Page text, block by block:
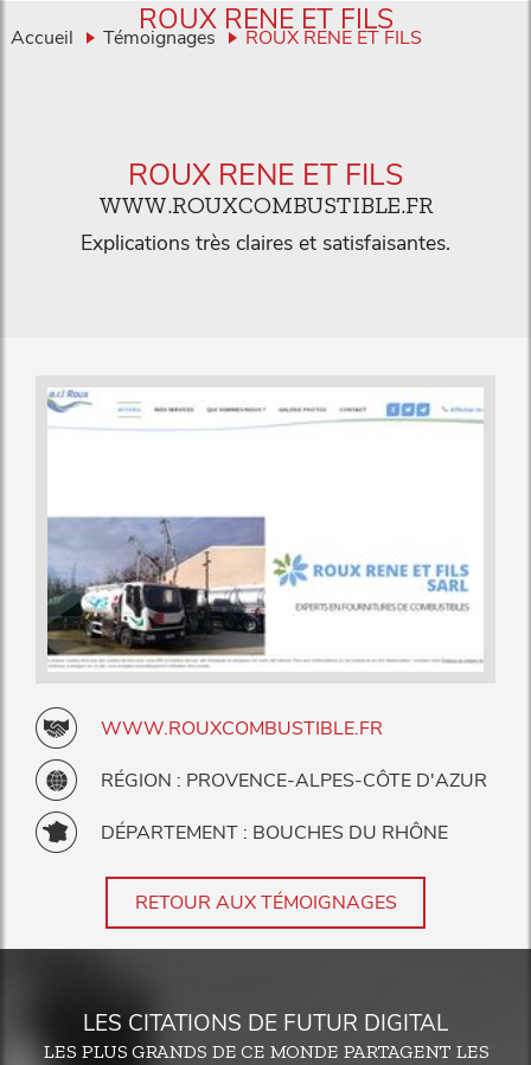
Accueil Témoignages ROUX RENE ET FILS
ROUX RENE ET FILS
ROUX RENE ET FILS
WWW.ROUXCOMBUSTIBLE.FR
Explications très claires et satisfaisantes.
WWW.ROUXCOMBUSTIBLE.FR
RÉGION : PROVENCE-ALPES-CÔTE D'AZUR
DÉPARTEMENT : BOUCHES DU RHÔNE
RETOUR AUX TÉMOIGNAGES
LES CITATIONS DE FUTUR DIGITAL
LES PLUS GRANDS DE CE MONDE PARTAGENT LES